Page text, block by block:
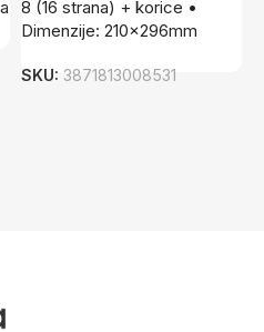
8 (16 strana) + korice •
Dimenzije: 210x296mm
SKU: 3871813008531